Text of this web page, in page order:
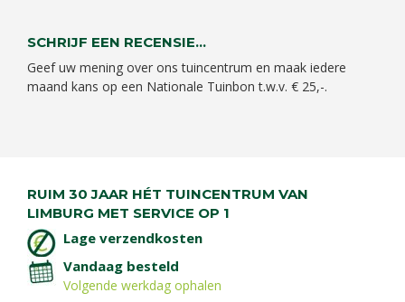
SCHRIJF EEN RECENSIE...
Geef uw mening over ons tuincentrum en maak iedere
maand kans op een Nationale Tuinbon t.w.v. € 25,-.
RUIM 30 JAAR HÉT TUINCENTRUM VAN
LIMBURG MET SERVICE OP 1
Lage verzendkosten
Vandaag besteld
Volgende werkdag ophalen